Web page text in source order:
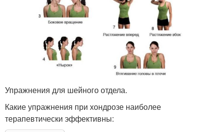
Упражнения для шейного отдела.
Какие упражнения при хондрозе наиболее
терапевтически эффективны: